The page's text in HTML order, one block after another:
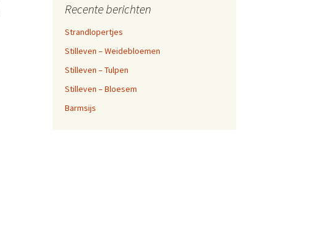
Recente berichten
Strandlopertjes
Stilleven – Weidebloemen
Stilleven – Tulpen
Stilleven – Bloesem
Barmsijs